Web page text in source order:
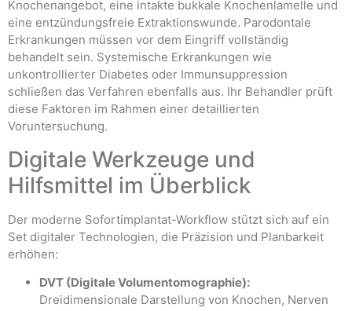
Knochenangebot, eine intakte bukkale Knochenlamelle und
eine entzündungsfreie Extraktionswunde. Parodontale
Erkrankungen müssen vor dem Eingriff vollständig
behandelt sein. Systemische Erkrankungen wie
unkontrollierter Diabetes oder Immunsuppression
schließen das Verfahren ebenfalls aus. Ihr Behandler prüft
diese Faktoren im Rahmen einer detaillierten
Voruntersuchung.
Digitale Werkzeuge und
Hilfsmittel im Überblick
Der moderne Sofortimplantat-Workflow stützt sich auf ein
Set digitaler Technologien, die Präzision und Planbarkeit
erhöhen:
DVT (Digitale Volumentomographie):
Dreidimensionale Darstellung von Knochen, Nerven